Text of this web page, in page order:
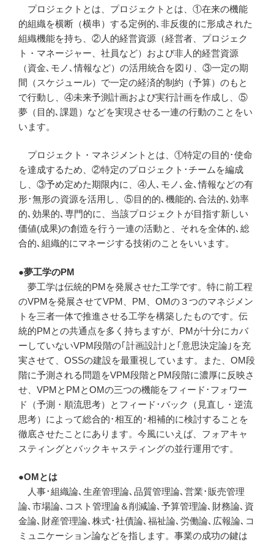
プロジェクトとは、プロジェクトとは、①在来の機能
的組織を横断（横串）する定例的､非反復的に形成された
組織機能を持ち、②人的経営資源（経営者、プロジェク
ト・マネージャー、社員など）および非人的経営資源
（資金､モノ､情報など）の活用統合を図り、③一定の期
間（スケジュール）で一定の経済的制約（予算）のもと
で行動し、④未来予測計画および実行計画を作成し、⑤
夢（目的､課題）などを実現させる一連の行動のことをい
います。
プロジェクト・マネジメントとは、①特定の目的･使命
を達成するため、②特定のプロジェクト･チームを編成
し、③予め定めた期限内に、④人､モノ､金､情報などの有
形･無形の資源を活用し、⑤目的的､機能的､合法的､効率
的､効果的､専門的に、当該プロジェクトが目指す新しい
価値(成果)の創造を行う一連の活動と、それを全体的､総
合的､組織的にマネージする技術のことをいいます。
●夢工学のPM
夢工学は伝統的PMを発展させた工学です。特に前工程
のVPMを発展させてVPM、PM、OMの３つのマネジメン
トを三者一体で推進させる工学を構築したものです。伝
統的PMとの共通点を多く持ちますが、PMが十分にカバ
ーしていないVPM段階の｢計画設計｣と｢意思決定論｣を充
実させて、OSSの建設を最重視しています。また、OM段
階に予測される問題をVPM段階とPM段階に濃厚に反映さ
せ、VPMとPMとOMの三つの機能をフィード･フォワー
ド（予測・順流思考）とフィード･バック（見直し・逆流
思考）によって総合的･相互的･相補的に検討することを
徹底させたことにあります。今風にいえば、フォアキャ
スティングとバックキャスティングの並行運用です。
●OMとは
人事･組織論､生産管理論､品質管理論､営業･販売管理
論､市場論､コスト管理論＆削減論､予算管理論､財務論､資
金論､財産管理論､株式･社債論､福祉論､労働論､広報論､コ
ミュニケーション論などを指します。事業の成功の鍵は